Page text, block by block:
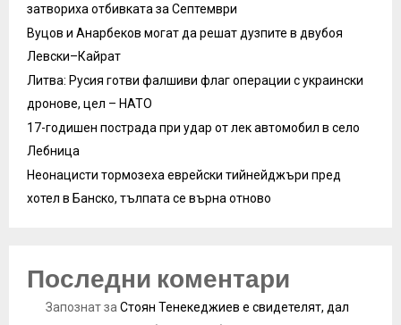
затвориха отбивката за Септември
Вуцов и Анарбеков могат да решат дузпите в двубоя
Левски–Кайрат
Литва: Русия готви фалшиви флаг операции с украински
дронове, цел – НАТО
17-годишен пострада при удар от лек автомобил в село
Лебница
Неонацисти тормозеха еврейски тийнейджъри пред
хотел в Банско, тълпата се върна отново
Последни коментари
Запознатза Стоян Тенекеджиев е свидетелят, дал